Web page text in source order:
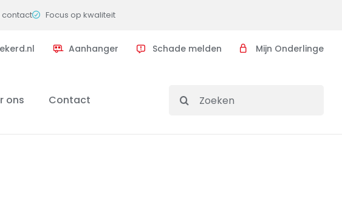
contact Focus op kwaliteit
Aanhanger Schade melden Mijn Onderlinge
ons Contact
Search